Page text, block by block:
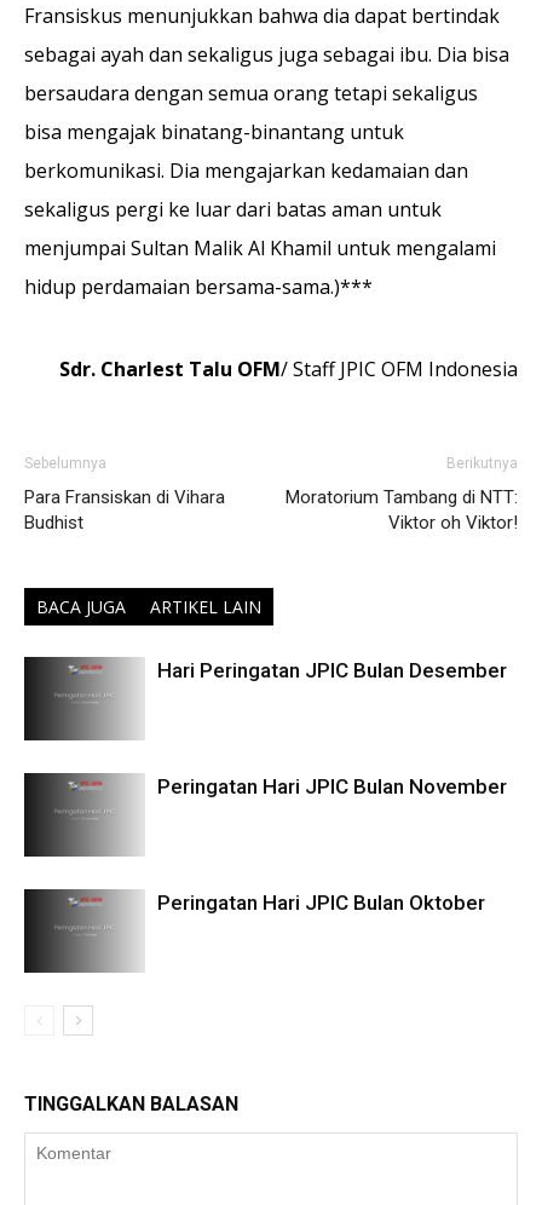
Fransiskus menunjukkan bahwa dia dapat bertindak
sebagai ayah dan sekaligus juga sebagai ibu. Dia bisa
bersaudara dengan semua orang tetapi sekaligus
bisa mengajak binatang-binantang untuk
berkomunikasi. Dia mengajarkan kedamaian dan
sekaligus pergi ke luar dari batas aman untuk
menjumpai Sultan Malik Al Khamil untuk mengalami
hidup perdamaian bersama-sama.)***
Sdr. Charlest Talu OFM/ Staff JPIC OFM Indonesia
Sebelumnya
Para Fransiskan di Vihara
Budhist
Berikutnya
Moratorium Tambang di NTT:
Viktor oh Viktor!
BACA JUGA ARTIKEL LAIN
Hari Peringatan JPIC Bulan Desember
Peringatan Hari JPIC Bulan November
Peringatan Hari JPIC Bulan Oktober
TINGGALKAN BALASAN